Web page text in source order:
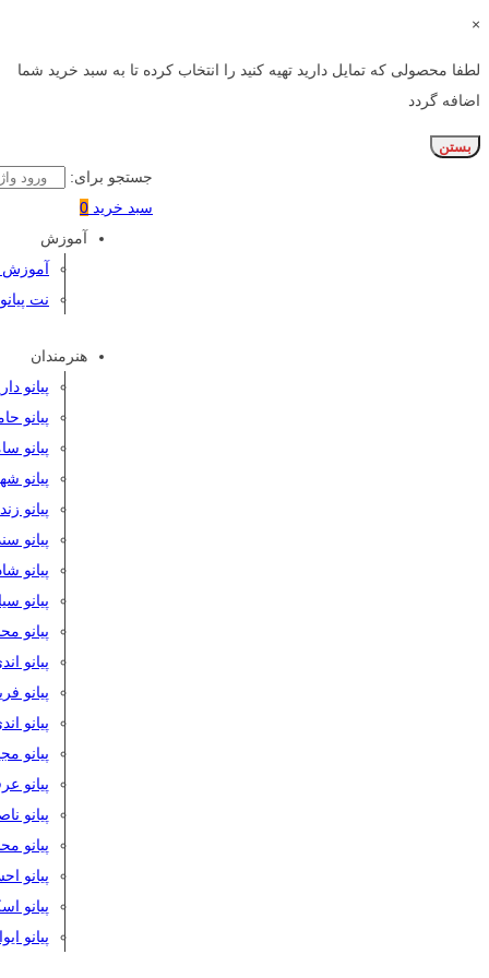
×
لطفا محصولی که تمایل دارید تهیه کنید را انتخاب کرده تا به سبد خرید شما
اضافه گردد
بستن
جستجو برای:
سبد خرید 0
آموزش
آموزش
نت پیانو
هنرمندان
پیانو
پیانو
پیانو
پیانو
پیانو
پیانو
پیانو
پیانو
پیانو
پیانو
پیانو
پیانو
پیانو
پیانو
پیانو
پیانو
پیانو
پیانو
پیانو